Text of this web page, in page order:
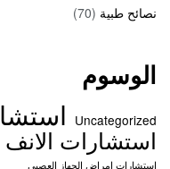
نصائح طبية (70)
الوسوم
Uncategorized
استشارات الانف
استشارات امراض الجهاز العصبي